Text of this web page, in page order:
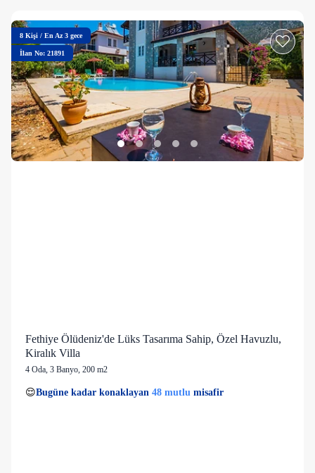
8 Kişi / En Az 3 gece
İlan No: 21891
Fethiye Ölüdeniz'de Lüks Tasarıma Sahip, Özel Havuzlu,
Kiralık Villa
4 Oda, 3 Banyo, 200 m2
👀Son 1 saatte53 kişigörüntüledi